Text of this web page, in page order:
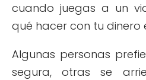
cuando juegas a un
qué hacer con tu dinero
Algunas personas
segura, otras se